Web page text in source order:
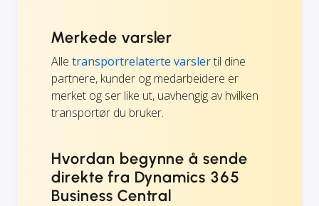
Merkede varsler
Alle transportrelaterte varslertil dine
partnere, kunder og medarbeidere er
merket og ser like ut, uavhengig av hvilken
transportør du bruker.
Hvordan begynne å sende
direkte fra Dynamics 365
Business Central